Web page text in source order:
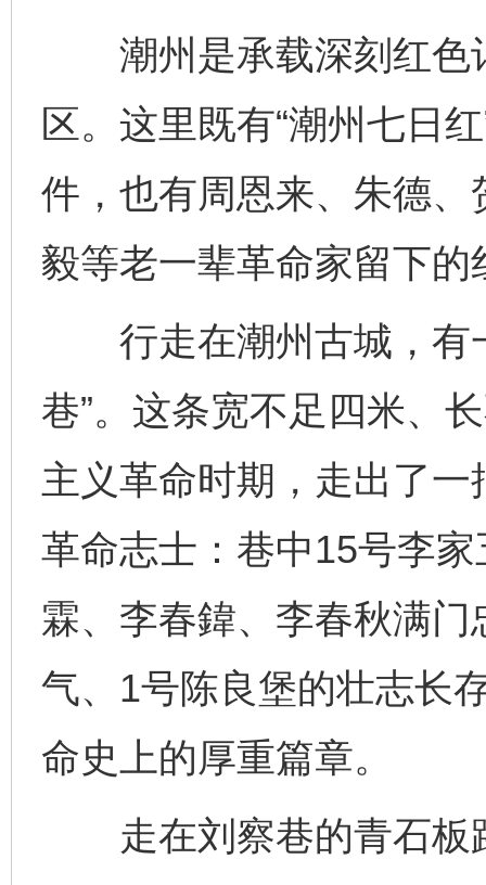
潮州是承载深刻红色
区。这里既有“潮州七日
件，也有周恩来、朱德
毅等老一辈革命家留下的
行走在潮州古城，有
巷”。这条宽不足四米、
主义革命时期，走出了
革命志士：巷中15号李
霖、李春鍏、李春秋满
气、1号陈良堡的壮志长
命史上的厚重篇章。
走在刘察巷的青石板